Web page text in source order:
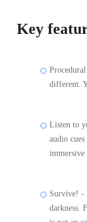
Key
different.
Listen to
audio
immersive
Survive! -
darkness.